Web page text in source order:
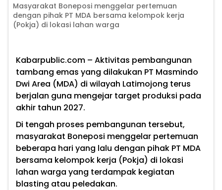
Masyarakat Boneposi menggelar pertemuan
dengan pihak PT MDA bersama kelompok kerja
(Pokja) di lokasi lahan warga
Kabarpublic.com – Aktivitas pembangunan
tambang emas yang dilakukan PT Masmindo
Dwi Area (MDA) di wilayah Latimojong terus
berjalan guna mengejar target produksi pada
akhir tahun 2027.
Di tengah proses pembangunan tersebut,
masyarakat Boneposi menggelar pertemuan
beberapa hari yang lalu dengan pihak PT MDA
bersama kelompok kerja (Pokja) di lokasi
lahan warga yang terdampak kegiatan
blasting atau peledakan.